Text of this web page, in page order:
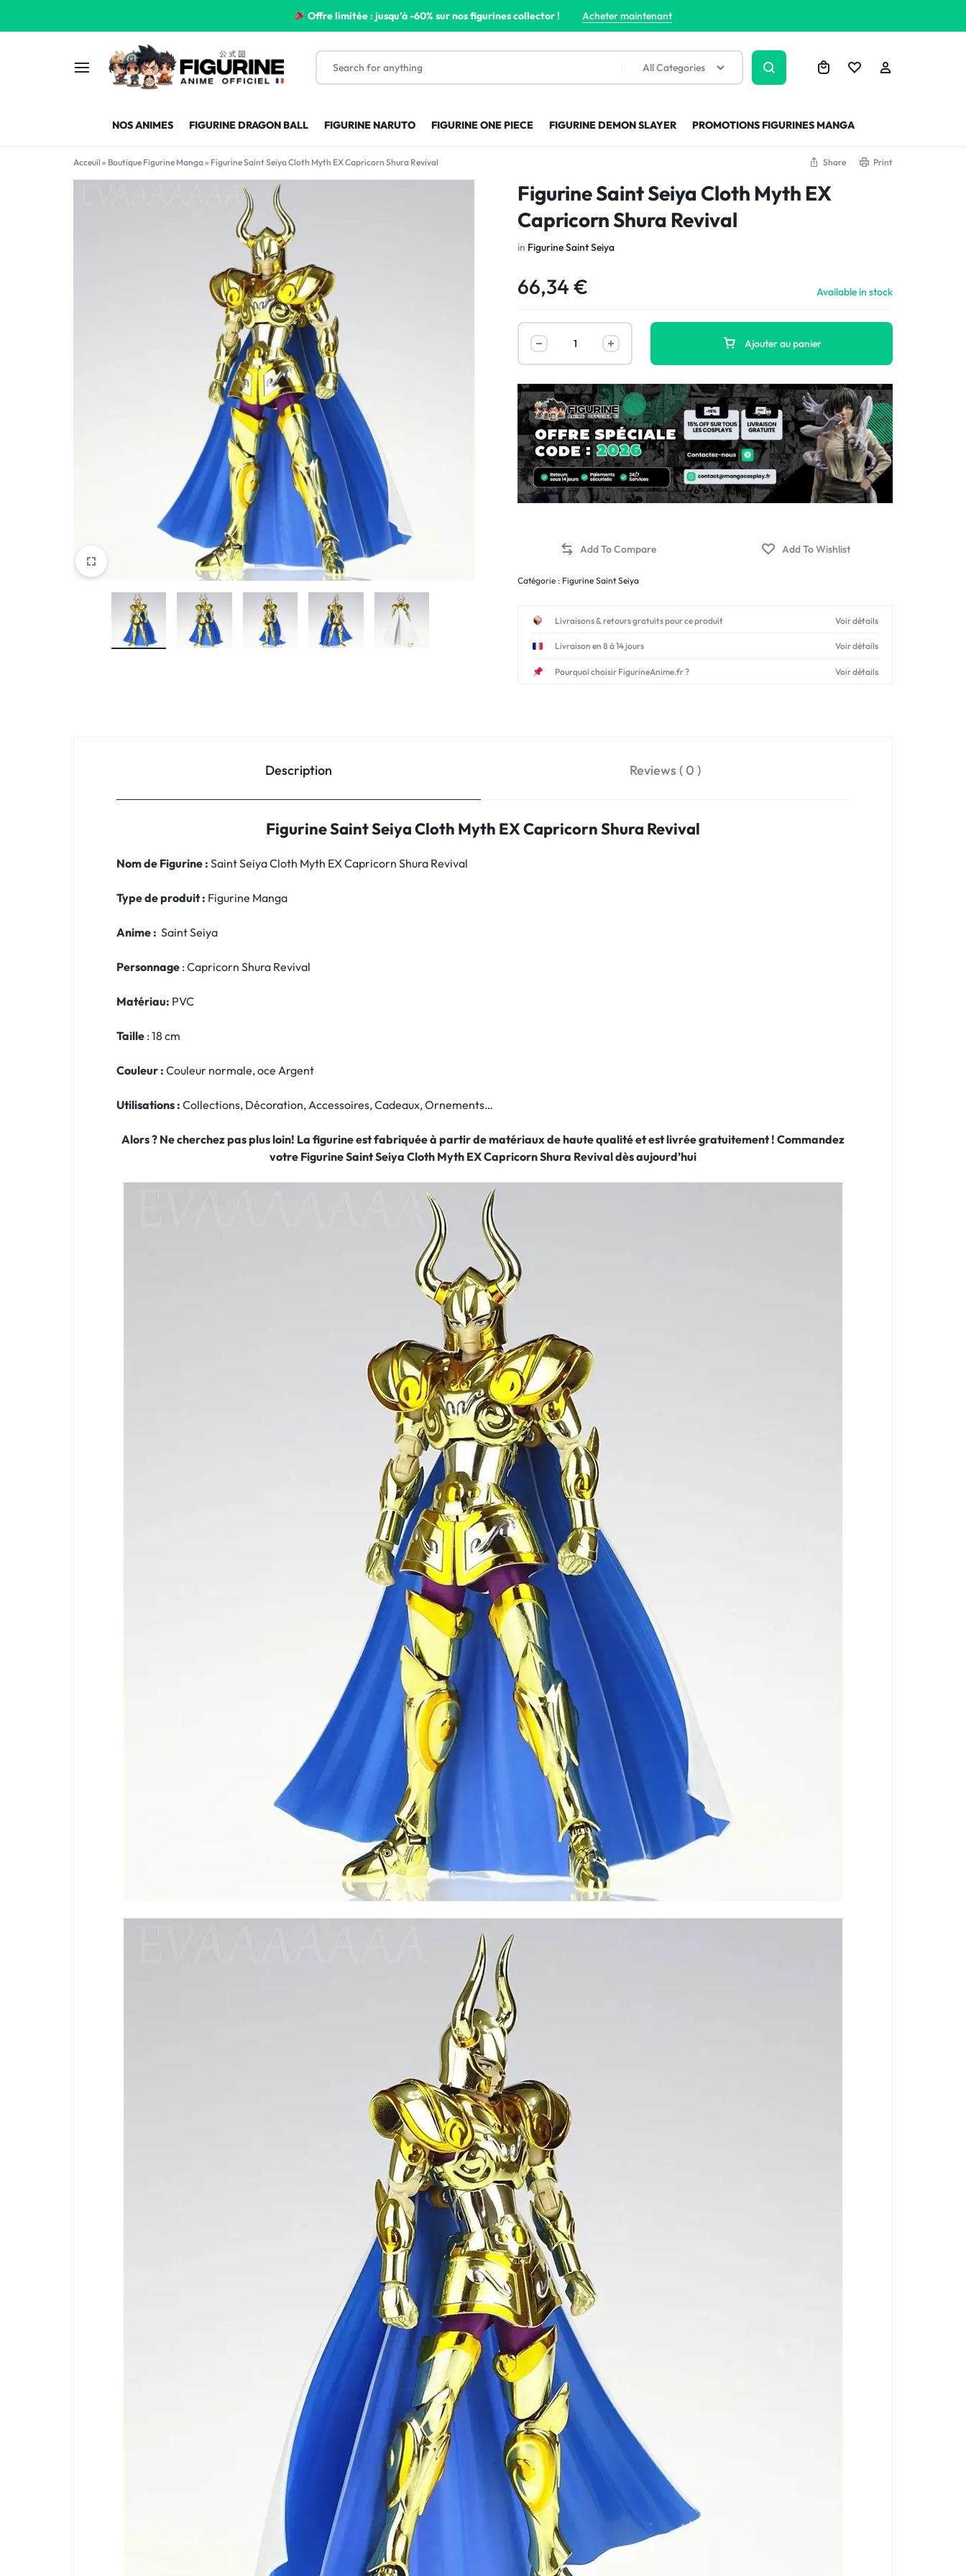
Offre limitée : jusqu’à -60% sur nos figurines collector ! Acheter maintenant
FRANCE
FRANCE
All Categories
NOS ANIMES FIGURINE DRAGON BALL FIGURINE NARUTO FIGURINE ONE PIECE FIGURINE DEMON SLAYER PROMOTIONS FIGURINES MANGA
Acceuil » Boutique Figurine Manga» Figurine Saint Seiya Cloth Myth EX Capricorn Shura Revival Share Print
Figurine Saint Seiya Cloth Myth EX
Capricorn Shura Revival
in Figurine Saint Seiya
66,34€ Available in stock
Ajouter au panier
Catégorie : Figurine Saint Seiya
Livraisons & retours gratuits pour ce produit Voir détails
Livraison en 8 à 14 jours Voir détails
Pourquoi choisir FigurineAnime.fr ? Voir détails
Description Reviews ( 0 )
Figurine Saint Seiya Cloth Myth EX Capricorn Shura Revival
Nom de Figurine : Saint Seiya Cloth Myth EX Capricorn Shura Revival
Type de produit : Figurine Manga
Anime : Saint Seiya
Personnage : Capricorn Shura Revival
Matériau: PVC
Taille : 18 cm
Couleur : Couleur normale, oce Argent
Utilisations : Collections, Décoration, Accessoires, Cadeaux, Ornements…
Alors ? Ne cherchez pas plus loin! La figurine est fabriquée à partir de matériaux de haute qualité et est livrée gratuitement ! Commandez
votre Figurine Saint Seiya Cloth Myth EX Capricorn Shura Revivaldès aujourd’hui